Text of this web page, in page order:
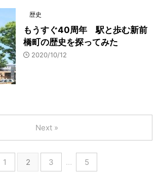
歴史
もうすぐ40周年 駅と歩む新前
橋町の歴史を探ってみた
2020/10/12
1 2 3 … 5
Next »